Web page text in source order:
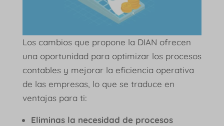
Los cambios que propone la DIAN ofrecen
una oportunidad para optimizar los procesos
contables y mejorar la eficiencia operativa
de las empresas, lo que se traduce en
ventajas para ti:
Eliminas la necesidad de procesos